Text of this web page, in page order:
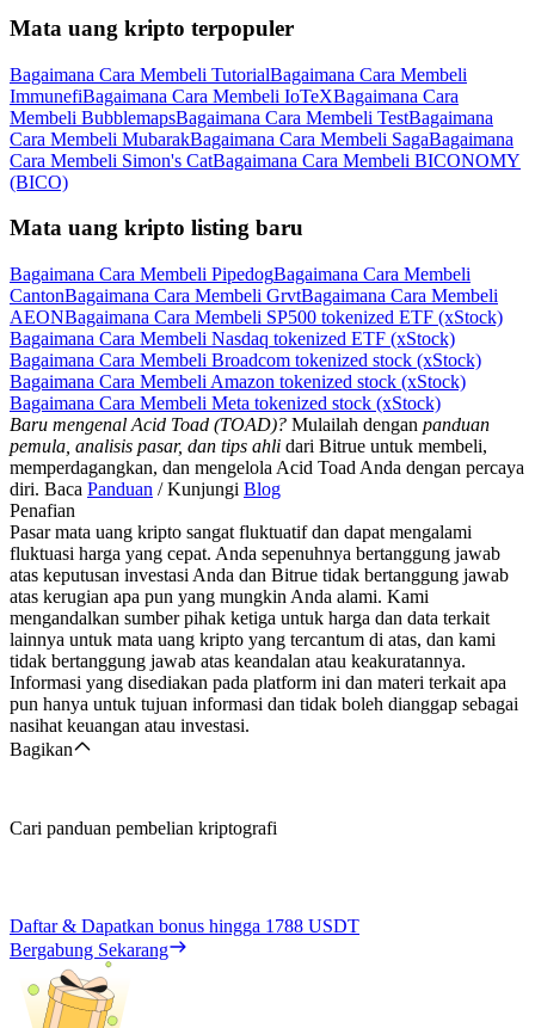
Mata uang kripto terpopuler
Bagaimana Cara Membeli TutorialBagaimana Cara Membeli
ImmunefiBagaimana Cara Membeli IoTeXBagaimana Cara
Membeli BubblemapsBagaimana Cara Membeli TestBagaimana
Cara Membeli MubarakBagaimana Cara Membeli SagaBagaimana
Cara Membeli Simon's CatBagaimana Cara Membeli BICONOMY
(BICO)
Mata uang kripto listing baru
Bagaimana Cara Membeli PipedogBagaimana Cara Membeli
CantonBagaimana Cara Membeli GrvtBagaimana Cara Membeli
AEONBagaimana Cara Membeli SP500 tokenized ETF (xStock)
Bagaimana Cara Membeli Nasdaq tokenized ETF (xStock)
Bagaimana Cara Membeli Broadcom tokenized stock (xStock)
Bagaimana Cara Membeli Amazon tokenized stock (xStock)
Bagaimana Cara Membeli Meta tokenized stock (xStock)
Baru mengenal Acid Toad (TOAD)? Mulailah dengan panduan
pemula, analisis pasar, dan tips ahli dari Bitrue untuk membeli,
memperdagangkan, dan mengelola Acid Toad Anda dengan percaya
diri. Baca Panduan / Kunjungi Blog
Penafian
Pasar mata uang kripto sangat fluktuatif dan dapat mengalami
fluktuasi harga yang cepat. Anda sepenuhnya bertanggung jawab
atas keputusan investasi Anda dan Bitrue tidak bertanggung jawab
atas kerugian apa pun yang mungkin Anda alami. Kami
mengandalkan sumber pihak ketiga untuk harga dan data terkait
lainnya untuk mata uang kripto yang tercantum di atas, dan kami
tidak bertanggung jawab atas keandalan atau keakuratannya.
Informasi yang disediakan pada platform ini dan materi terkait apa
pun hanya untuk tujuan informasi dan tidak boleh dianggap sebagai
nasihat keuangan atau investasi.
Bagikan
Cari panduan pembelian kriptografi
Daftar & Dapatkan bonus hingga 1788 USDT
Bergabung Sekarang